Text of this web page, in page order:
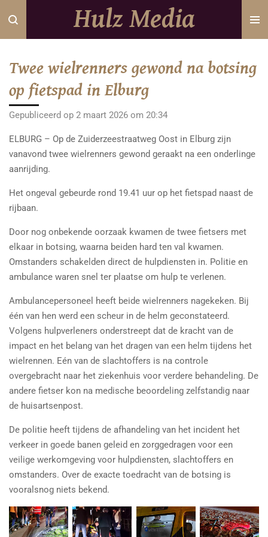
Ga
direct
hoofdinhoud
Hulz Media
Twee wielrenners gewond na botsing
op fietspad in Elburg
Gepubliceerd op 2 maart 2026 om 20:34
ELBURG – Op de Zuiderzeestraatweg Oost in Elburg zijn
vanavond twee wielrenners gewond geraakt na een onderlinge
aanrijding.
Het ongeval gebeurde rond 19.41 uur op het fietspad naast de
rijbaan.
Door nog onbekende oorzaak kwamen de twee fietsers met
elkaar in botsing, waarna beiden hard ten val kwamen.
Omstanders schakelden direct de hulpdiensten in. Politie en
ambulance waren snel ter plaatse om hulp te verlenen.
Ambulancepersoneel heeft beide wielrenners nagekeken. Bij
één van hen werd een scheur in de helm geconstateerd.
Volgens hulpverleners onderstreept dat de kracht van de
impact en het belang van het dragen van een helm tijdens het
wielrennen. Eén van de slachtoffers is na controle
overgebracht naar het ziekenhuis voor verdere behandeling. De
andere fietser kon na medische beoordeling zelfstandig naar
de huisartsenpost.
De politie heeft tijdens de afhandeling van het incident het
verkeer in goede banen geleid en zorggedragen voor een
veilige werkomgeving voor hulpdiensten, slachtoffers en
omstanders. Over de exacte toedracht van de botsing is
vooralsnog niets bekend.